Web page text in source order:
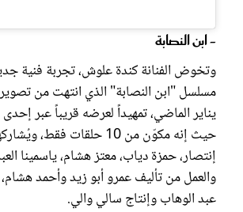
- ابن النصابة
وتخوض الفنانة كندة علوش، تجربة فنية
مسلسل "ابن النصابة" الذي انتهت من
يناير الماضي، تمهيداً لعرضه قريباً عبر
حيث إنه مكوّن من 10 حلقات فقط،
إنتصار، حمزة دياب، معتز هشام، ياسمينا
والعمل من تأليف عمرو أبو زيد وأحمد
عبد الوهاب وإنتاج سالي والي.